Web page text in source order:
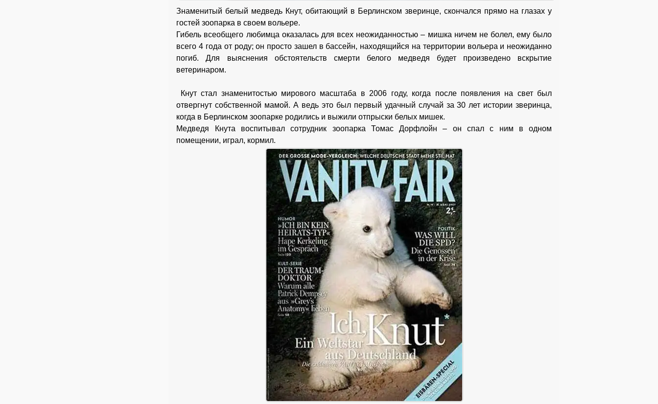
Знаменитый белый медведь Кнут, обитающий в Берлинском зверинце, скончался прямо на глазах у
гостей зоопарка в своем вольере.
Гибель всеобщего любимца оказалась для всех неожиданностью – мишка ничем не болел, ему было
всего 4 года от роду; он просто зашел в бассейн, находящийся на территории вольера и неожиданно
погиб. Для выяснения обстоятельств смерти белого медведя будет произведено вскрытие
ветеринаром.
Кнут стал знаменитостью мирового масштаба в 2006 году, когда после появления на свет был
отвергнут собственной мамой. А ведь это был первый удачный случай за 30 лет истории зверинца,
когда в Берлинском зоопарке родились и выжили отпрыски белых мишек.
Медведя Кнута воспитывал сотрудник зоопарка Томас Дорфлойн – он спал с ним в одном
помещении, играл, кормил.